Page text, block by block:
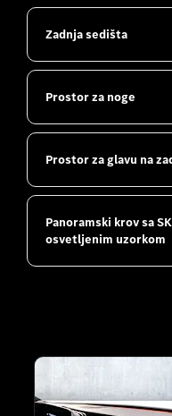
Zadnja sedišta
Prostor za noge
Prostor za glavu na
Panoramski krov sa
osvetljenim uzorkom